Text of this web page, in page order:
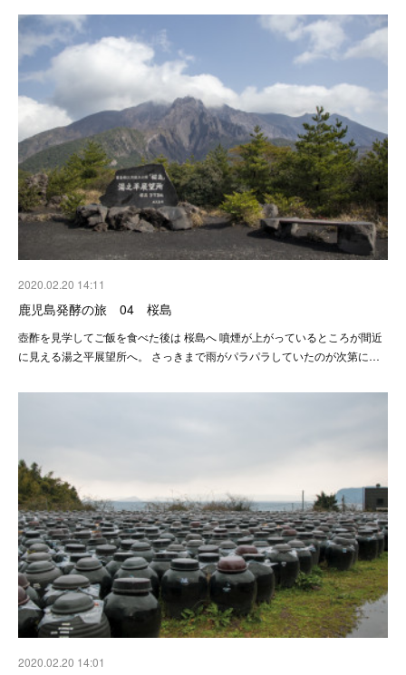
2020.02.20 14:11
鹿児島発酵の旅 04 桜島
壺酢を見学してご飯を食べた後は 桜島へ 噴煙が上がっているところが間近
に見える湯之平展望所へ。 さっきまで雨がパラパラしていたのが次第に…
2020.02.20 14:01